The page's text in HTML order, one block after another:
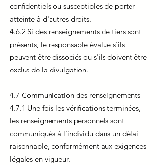
confidentiels ou susceptibles de porter
atteinte à d'autres droits.
4.6.2 Si des renseignements de tiers sont
présents, le responsable évalue s'ils
peuvent être dissociés ou s'ils doivent être
exclus de la divulgation.
4.7 Communication des renseignements
4.7.1 Une fois les vérifications terminées,
les renseignements personnels sont
communiqués à l'individu dans un délai
raisonnable, conformément aux exigences
légales en vigueur.